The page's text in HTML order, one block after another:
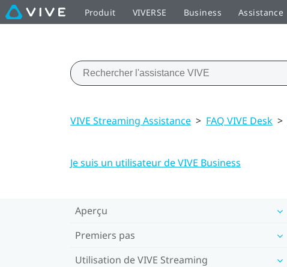
Produit VIVERSE Business Assistance
VIVE Streaming Assistance > FAQ VIVE Desk >
Je suis un utilisateur de VIVE Business
Aperçu
Premiers pas
Utilisation de VIVE Streaming